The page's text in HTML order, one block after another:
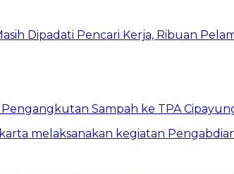
Dipadati Pencari Kerja, Ribuan
Sampah ke TPA